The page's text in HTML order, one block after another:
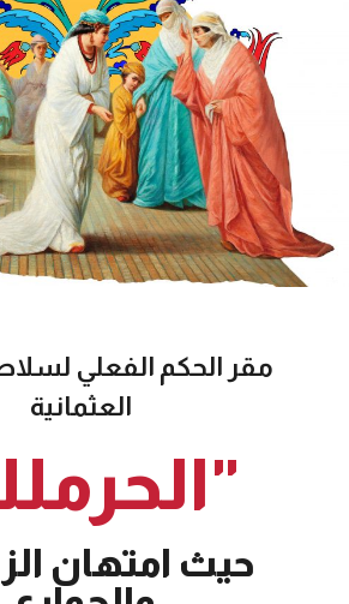
مقر الحكم الفعلي
العثمانية
حيث امتهان